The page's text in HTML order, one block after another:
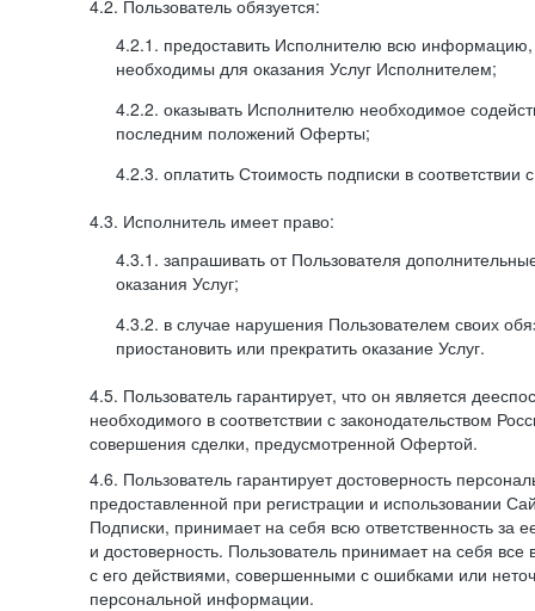
4.2. Пользователь обязуется:
4.2.1. предоставить Исполнителю всю
необходимы для оказания Услуг Исполнителем;
4.2.2. оказывать Исполнителю необходимое
последним положений Оферты;
4.2.3. оплатить Стоимость подписки в
4.3. Исполнитель имеет право:
4.3.1. запрашивать от Пользователя
оказания Услуг;
4.3.2. в случае нарушения Пользователем своих
приостановить или прекратить оказание Услуг.
4.5. Пользователь гарантирует, что он является
необходимого в соответствии с законодательством
совершения сделки, предусмотренной Офертой.
4.6. Пользователь гарантирует достоверность
предоставленной при регистрации и использовании
Подписки, принимает на себя всю ответственность за
и достоверность. Пользователь принимает на себя
с его действиями, совершенными с ошибками или
персональной информации.